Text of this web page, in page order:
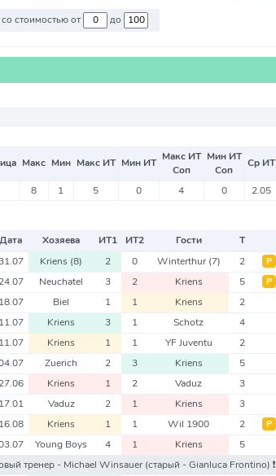
Против команд со стоимостью от до
Макс Мин Макс ИТ Мин ИТ Макс ИТ
Соп
Мин ИТ
Соп
Ср ИТ
8 1 5 0 4 0 2.05
Дата Хозяева ИТ1 ИТ2 Гости Т
Kriens (8) 2 0 Winterthur(7) 2 Р
24.07 Neuchatel 3 2 Kriens 5 Р
18.07 Biel 1 1 Kriens 2
11.07 Kriens 3 1 Schotz 4
11.07 Kriens 1 1 YF Juventu 2
Zuerich 2 3 Kriens 5
27.06 Kriens 1 2 Vaduz 3
17.01 Vaduz 2 1 Kriens 3
16.08 Kriens 1 1 Wil 1900 2 Р
Young Boys 4 1 Kriens 5
тренер - Michael Winsauer(старый - Gianluca Frontino) ❗️